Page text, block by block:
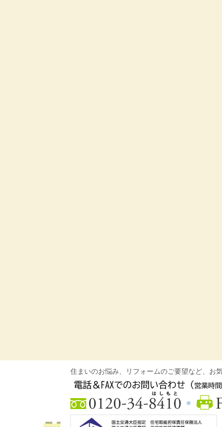
住まいのお悩み、リフォームのご要望など、お